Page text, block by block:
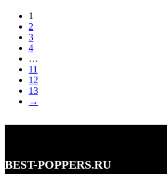
1
2
3
4
…
11
12
13
→
BEST-POPPERS.RU